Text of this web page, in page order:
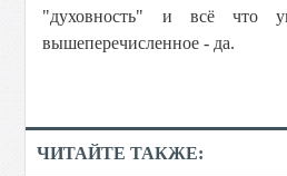
"духовность" и всё что
вышеперечисленное - да.
ЧИТАЙТЕ ТАКЖЕ: